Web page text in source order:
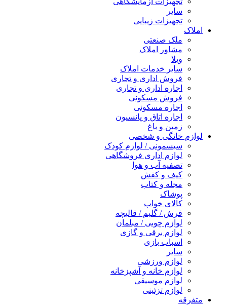
سایر
تجهیزات زیبایی
املاک
ملک صنعتی
مشاور املاک
ویلا
سایر خدمات املاک
فروش اداری و تجاری
اجاره اداری و تجاری
فروش مسکونی
اجاره مسکونی
اجاره اتاق و پانسیون
زمین و باغ
لوازم خانگی و شخصی
سیسمونی / لوازم کودک
لوازم اداری فروشگاهی
تصفیه آب و هوا
کیف و کفش
مجله و کتاب
پوشاک
کالای خواب
فرش / گلیم / قالیچه
لوازم چوبی / مبلمان
لوازم برقی و گازی
اسباب بازی
سایر
لوازم ورزشی
لوازم خانه و آشپزخانه
لوازم موسیقی
لوازم تزئینی
متفرقه